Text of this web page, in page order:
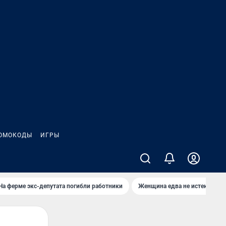
ИГРЫ
ферме экс-депутата погибли работники Женщина едва не истекла